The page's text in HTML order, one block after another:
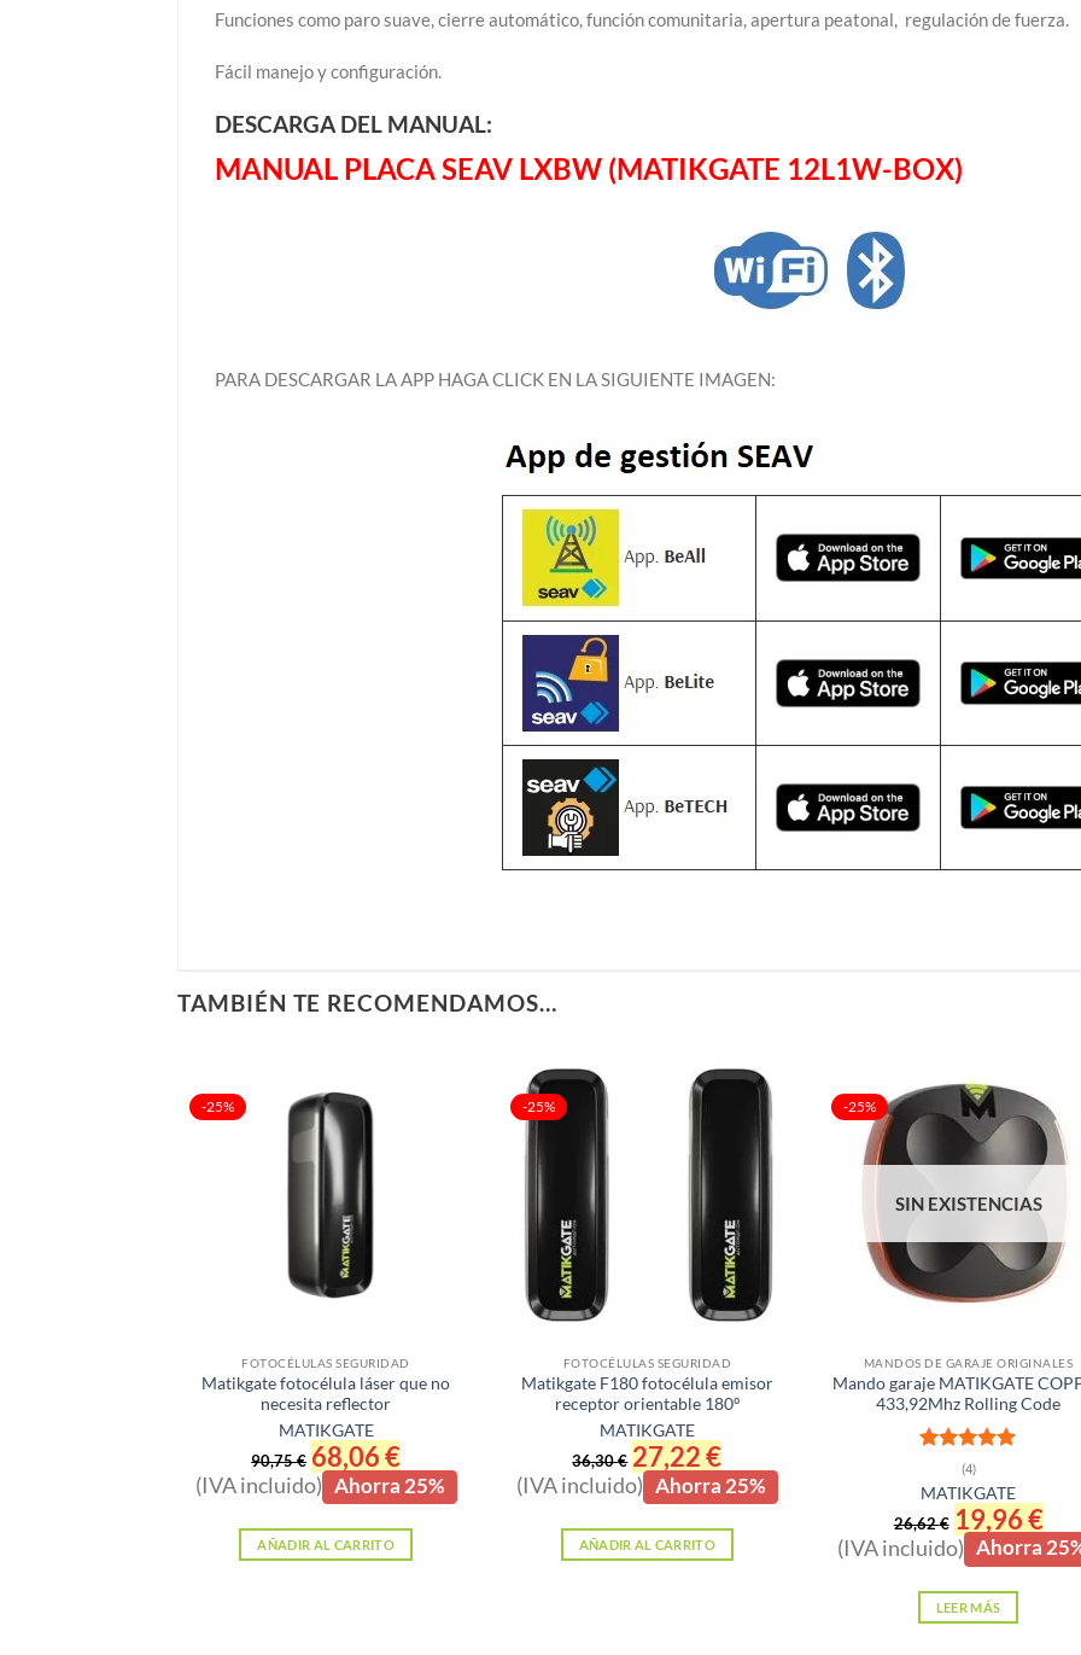
Funciones como paro suave, cierre automático, función comunitaria, apertura peatonal, regulación de fuerza.
Fácil manejo y configuración.
DESCARGA DEL MANUAL:
MANUAL PLACA SEAV LXBW (MATIKGATE 12L1W-BOX)
PARA DESCARGAR LA APP HAGA CLICK EN LA SIGUIENTE IMAGEN:
TAMBIÉN TE RECOMENDAMOS…
-25%
FOTOCÉLULAS SEGURIDAD
Matikgate fotocélula láser que no
necesita reflector
MATIKGATE
90,75€ El
precio
original
era:
90,75 €.
68,06€El
precio
actual
es:
68,06 €.
(IVA incluido) Ahorra 25%
AÑADIR AL CARRITO
-25%
FOTOCÉLULAS SEGURIDAD
Matikgate F180 fotocélula emisor
receptor orientable 180º
MATIKGATE
36,30€ El
precio
original
era:
36,30 €.
27,22€El
precio
actual
es:
27,22 €.
(IVA incluido) Ahorra 25%
AÑADIR AL CARRITO
-25%
SIN EXISTENCIAS
MANDOS DE GARAJE ORIGINALES
Mando garaje MATIKGATE
433,92Mhz Rolling Code
Valorado
con5de 5
(4)
MATIKGATE
26,62€ El
precio
original
era:
26,62 €.
19,96€El
es:
(IVA incluido) Ahorra
LEER MÁS